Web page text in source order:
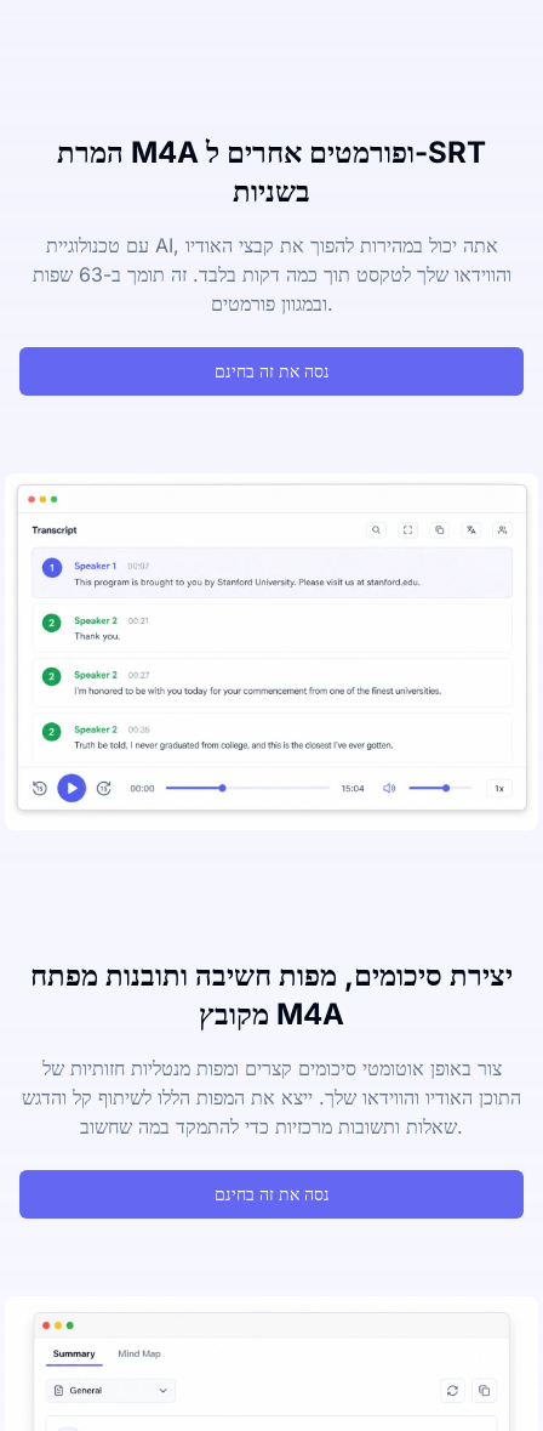
המרת M4A ופורמטים אחרים ל-SRT
בשניות
עם טכנולוגיית AI, אתה יכול במהירות להפוך את קבצי האודיו
והווידאו שלך לטקסט תוך כמה דקות בלבד. זה תומך ב-63 שפות
ובמגוון פורמטים.
נסה את זה בחינם
יצירת סיכומים, מפות חשיבה ותובנות מפתח
מקובץ M4A
צור באופן אוטומטי סיכומים קצרים ומפות מנטליות חזותיות של
התוכן האודיו והווידאו שלך. ייצא את המפות הללו לשיתוף קל והדגש
שאלות ותשובות מרכזיות כדי להתמקד במה שחשוב.
נסה את זה בחינם